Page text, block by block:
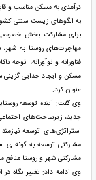
درآمدی به مسکن مناسب و
به الگوهای زیست سنتی
برای مشارکت بخش خصوصی،
مهاجرت‌های روستا به
فناورانه و نوآورانه، توجه
مسکن و ایجاد جدایی
عنوان کرد.
وی گفت: آینده توسعه
جدید، زیرساخت‌های
استراتژی‌های توسعه
مشارکتی توسعه به گونه ‌ی
مشارکتی شهر و روستا
وی ادامه داد: تغییر نگاه